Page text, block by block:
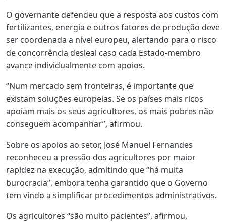
O governante defendeu que a resposta aos custos com
fertilizantes, energia e outros fatores de produção deve
ser coordenada a nível europeu, alertando para o risco
de concorrência desleal caso cada Estado-membro
avance individualmente com apoios.
“Num mercado sem fronteiras, é importante que
existam soluções europeias. Se os países mais ricos
apoiam mais os seus agricultores, os mais pobres não
conseguem acompanhar”, afirmou.
Sobre os apoios ao setor, José Manuel Fernandes
reconheceu a pressão dos agricultores por maior
rapidez na execução, admitindo que “há muita
burocracia”, embora tenha garantido que o Governo
tem vindo a simplificar procedimentos administrativos.
Os agricultores “são muito pacientes”, afirmou,